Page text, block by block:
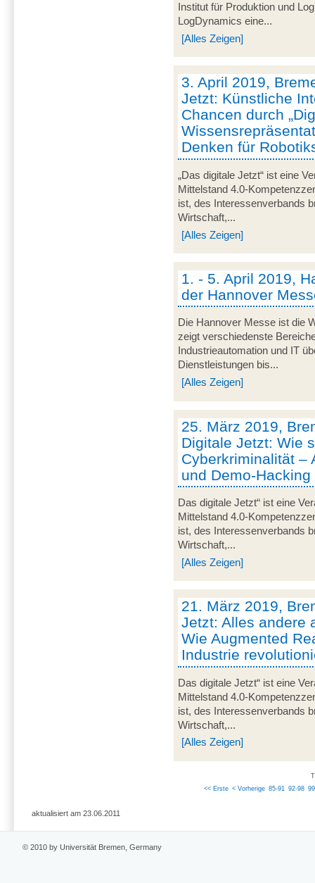
Institut für Produktion und
LogDynamics eine...
[Alles Zeigen]
3. April 2019,
Jetzt: Künstliche
Chancen durch
Denken für
„Das digitale Jetzt“ ist eine
Mittelstand 4.0-
ist, des Interessenverbands
Wirtschaft,...
[Alles Zeigen]
1. - 5. April 2019,
der Hannover
Die Hannover Messe ist die
zeigt verschiedenste
Industrieautomation und IT
Dienstleistungen bis...
[Alles Zeigen]
25. März 2019,
Digitale Jetzt: Wie
Cyberkriminalität –
und Demo-Hacking
Das digitale Jetzt“ ist eine
Mittelstand 4.0-
ist, des Interessenverbands
Wirtschaft,...
[Alles Zeigen]
21. März 2019,
Jetzt: Alles andere
Wie Augmented
Industrie
Das digitale Jetzt“ ist eine
Mittelstand 4.0-
ist, des Interessenverbands
Wirtschaft,...
[Alles Zeigen]
<< Erste < Vorherige 85-91 92-98
aktualisiert am 23.06.2011
© 2010 by Universität Bremen, Germany